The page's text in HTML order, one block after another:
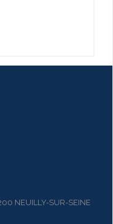
NEUILLY-SUR-SEINE